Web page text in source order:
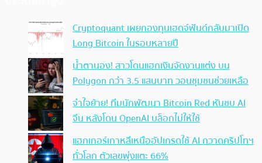
Cryptoquant เผยกองทุนเฮดจ์ฟันด์กลับมาเปิด
Long Bitcoin ในรอบหลายปี
น้ำตานอง! สาวโดนแฮกเงินจัดงานแต่ง บน
Polygon กว่า 3.5 แสนบาท วอนชุมชนช่วยเหลือ
จำใจย้าย! ทีมนักพัฒนา Bitcoin Red หันซบ AI
จีน หลังโดน OpenAI บล็อกไม่ให้ใช้
แฮกเกอร์เกาหลีเหนืออัปเกรดใช้ AI กวาดคริปโทฯ
ทั่วโลก ตัวเลขพุ่งแตะ 66%